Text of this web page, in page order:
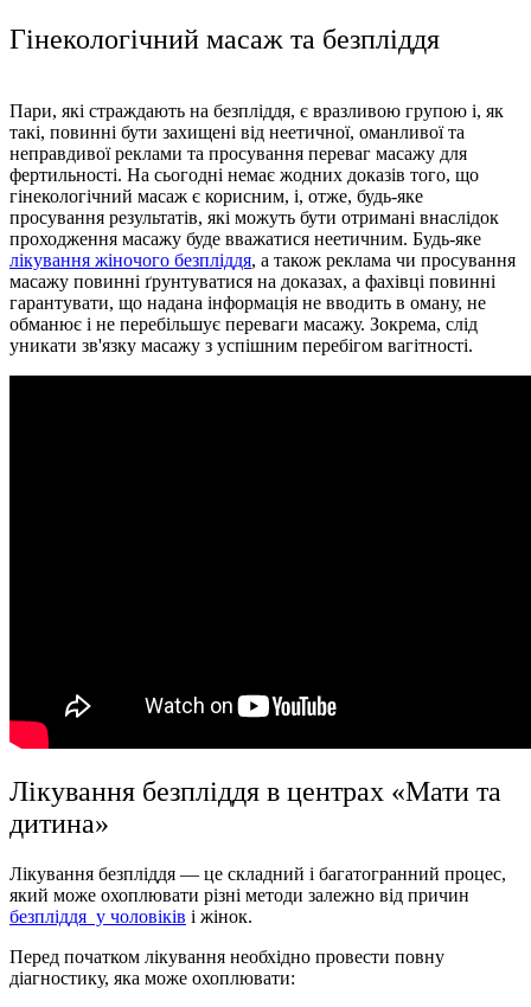
Гінекологічний масаж та безпліддя
Пари, які страждають на безпліддя, є вразливою групою і, як
такі, повинні бути захищені від неетичної, оманливої та
неправдивої реклами та просування переваг масажу для
фертильності. На сьогодні немає жодних доказів того, що
гінекологічний масаж є корисним, і, отже, будь-яке
просування результатів, які можуть бути отримані внаслідок
проходження масажу буде вважатися неетичним. Будь-яке
лікування жіночого безпліддя, а також реклама чи просування
масажу повинні ґрунтуватися на доказах, а фахівці повинні
гарантувати, що надана інформація не вводить в оману, не
обманює і не перебільшує переваги масажу. Зокрема, слід
уникати зв'язку масажу з успішним перебігом вагітності.
Лікування безпліддя в центрах «Мати та
дитина»
Лікування безпліддя — це складний і багатогранний процес,
який може охоплювати різні методи залежно від причин
безпліддя у чоловіків і жінок.
Перед початком лікування необхідно провести повну
діагностику, яка може охоплювати: